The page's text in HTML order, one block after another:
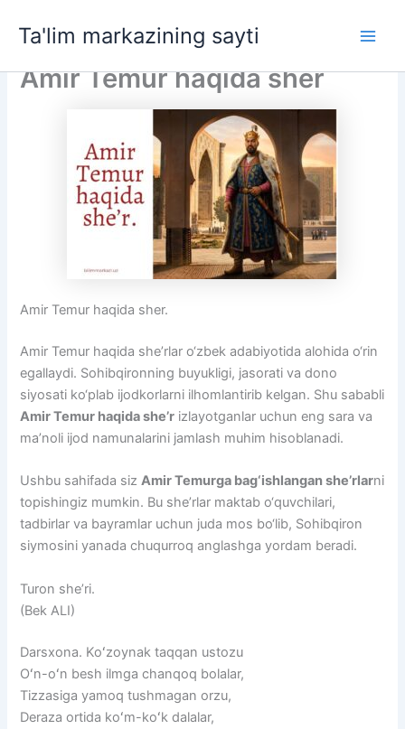
Ta'lim markazining sayti
Amir Temur haqida sher
Amir Temur haqida sher.
Amir Temur haqida she’rlar o‘zbek adabiyotida alohida o‘rin
egallaydi. Sohibqironning buyukligi, jasorati va dono
siyosati ko‘plab ijodkorlarni ilhomlantirib kelgan. Shu sababli
Amir Temur haqida she’r izlayotganlar uchun eng sara va
ma’noli ijod namunalarini jamlash muhim hisoblanadi.
Ushbu sahifada sizAmir Temurga bag‘ishlangan she’rlarni
topishingiz mumkin. Bu she’rlar maktab o‘quvchilari,
tadbirlar va bayramlar uchun juda mos bo‘lib, Sohibqiron
siymosini yanada chuqurroq anglashga yordam beradi.
Turon she’ri.
(Bek ALI)
Darsxona. Koʻzoynak taqqan ustozu
Oʻn-oʻn besh ilmga chanqoq bolalar,
Tizzasiga yamoq tushmagan orzu,
Deraza ortida koʻm-koʻk dalalar,